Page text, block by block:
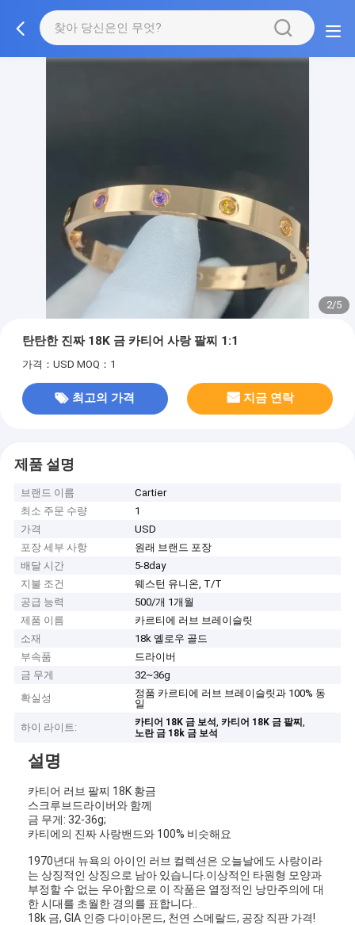
2/5
탄탄한 진짜 18K 금 카티어 사랑 팔찌 1:1
가격：USD MOQ：1
최고의 가격 지금 연락
제품 설명
브랜드 이름
Cartier
최소 주문 수량
1
가격
USD
포장 세부 사항
원래 브랜드 포장
배달 시간
5-8day
지불 조건
웨스턴 유니온, T/T
공급 능력
500/개 1개월
제품 이름
카르티에 러브 브레이슬릿
소재
18k 옐로우 골드
부속품
드라이버
금 무게
32~36g
확실성
정품 카르티에 러브 브레이슬릿과 100% 동
일
하이 라이트:
카티어 18K 금 보석,카티어 18K 금 팔찌,
노란 금 18k 금 보석
설명
카티어 러브 팔찌 18K 황금
스크루브드라이버와 함께
금 무게: 32-36g;
카티에의 진짜 사랑밴드와 100% 비슷해요
1970년대 뉴욕의 아이인 러브 컬렉션은 오늘날에도 사랑이라
는 상징적인 상징으로 남아 있습니다.이상적인 타원형 모양과
부정할 수 없는 우아함으로 이 작품은 열정적인 낭만주의에 대
한 시대를 초월한 경의를 표합니다..
18k 금, GIA 인증 다이아몬드, 천연 스메랄드, 공장 직판 가격!